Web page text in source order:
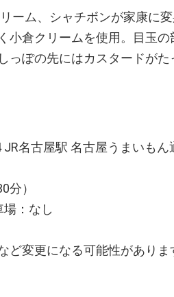
ーム、シャチボンが家康に
小倉クリームを使用。目玉
ぽの先にはカスタードがた
名古屋駅 名古屋うまいもん
分）
：なし
変更になる可能性がありま